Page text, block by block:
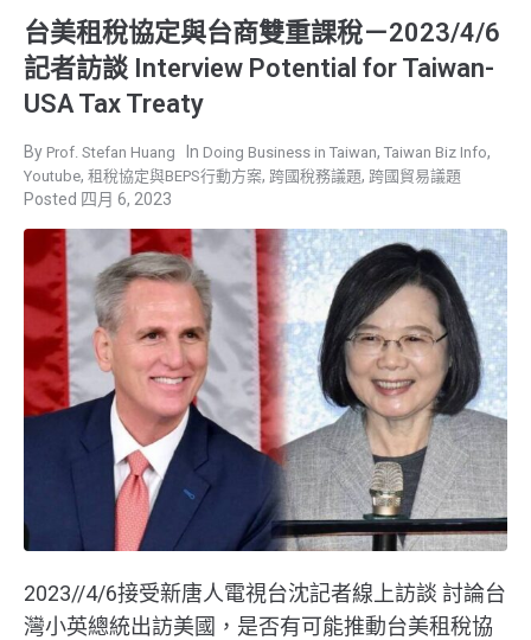
台美租稅協定與台商雙重課稅－2023/4/6
記者訪談 Interview Potential for Taiwan-
USA Tax Treaty
Prof. Stefan Huang Doing Business in Taiwan, Taiwan Biz Info,
Youtube, 租稅協定與BEPS行動方案, 跨國稅務議題, 跨國貿易議題
四月 6, 2023
2023//4/6接受新唐人電視台沈記者線上訪談 討論台
灣小英總統出訪美國，是否有可能推動台美租稅協